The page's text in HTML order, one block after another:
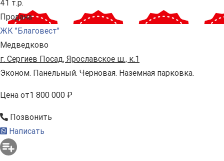
41 т.р.
Продана
ЖК "Благовест"
Медведково
г. Сергиев Посад, Ярославское ш., к.1
Эконом. Панельный. Черновая. Наземная парковка.
Цена от1 800 000 ₽
Позвонить
Написать